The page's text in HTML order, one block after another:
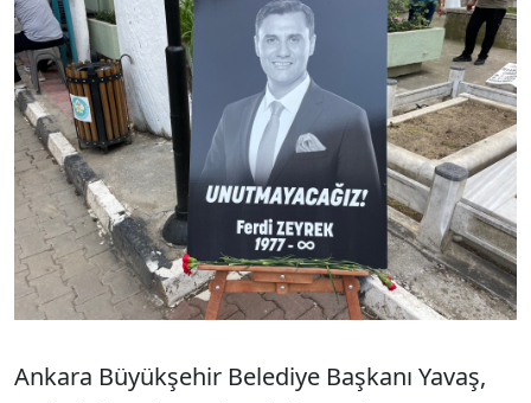
Ankara Büyükşehir Belediye Başkanı Yavaş,